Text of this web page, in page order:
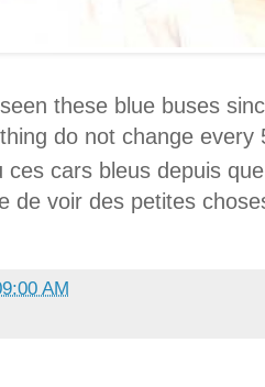
these blue buses
do not change every
ces cars bleus depuis
de voir des petites
AM